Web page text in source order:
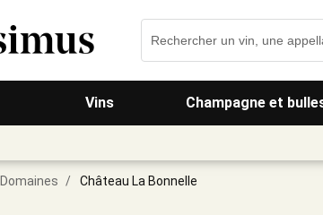
Vins Champagne et
Domaines / Château La Bonnelle